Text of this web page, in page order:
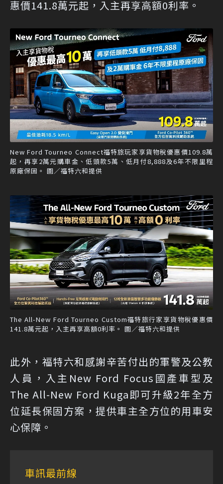
惠價141.8萬元起，入主再享高額0利率。
New Ford Tourneo Connect福特旅玩家享貨物稅優惠價109.8萬
起，再享2萬元購車金、低頭款5萬、低月付8,888及6年不限里程
原廠保固。 圖／福特六和提供
The All-New Ford Tourneo Custom福特旅行家享貨物稅優惠價
141.8萬元起，入主再享高額0利率。 圖／福特六和提供
此外，福特六和感謝辛苦付出的軍警及公教
人員，入主New Ford Focus國產車型及
The All-New Ford Kuga即可升級2年全方
位延長保固方案，提供車主全方位的用車安
心保障。
車訊最前線